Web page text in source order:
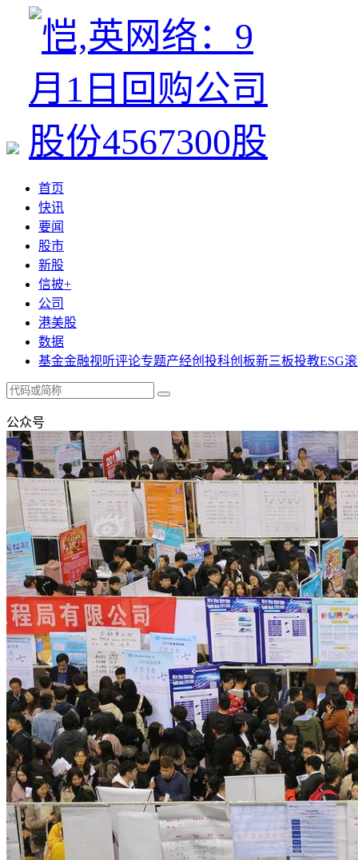
首页
快讯
要闻
股市
新股
信披+
公司
港美股
数据
基金金融视听评论专题产经创投科创板新三板投教ESG
公众号